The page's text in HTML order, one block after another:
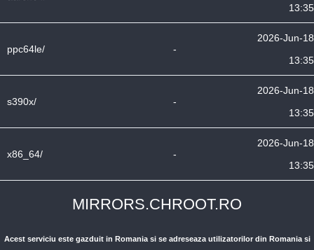
13:35
ppc64le/ -
2026-Jun-18
13:35
s390x/ -
2026-Jun-18
13:35
x86_64/ -
2026-Jun-18
13:35
MIRRORS.CHROOT.RO
Acest serviciu este gazduit in Romania si se adreseaza utilizatorilor din Romania si